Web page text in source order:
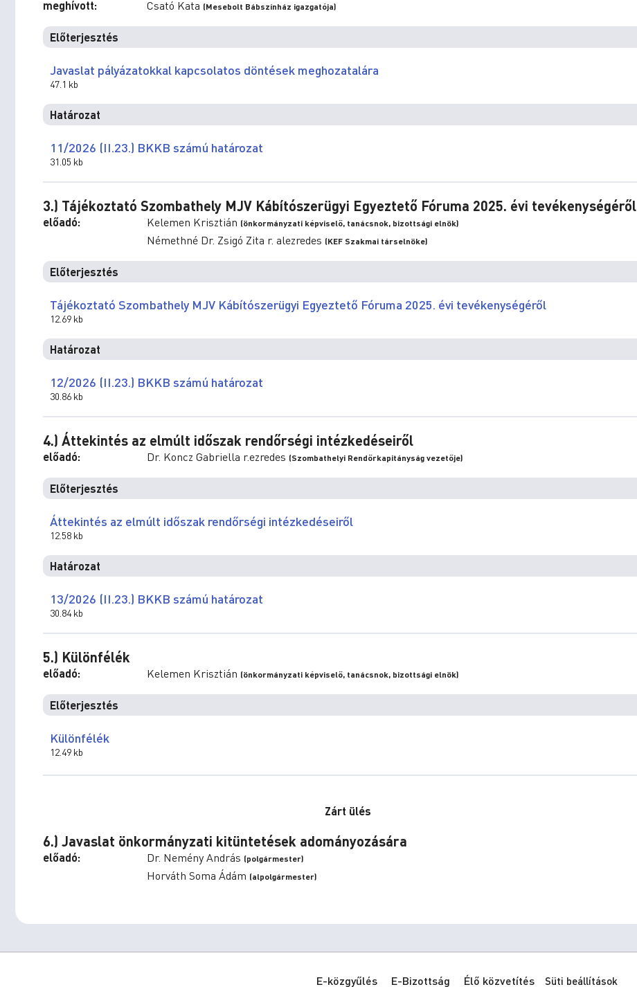
meghívott: Csató Kata (Mesebolt Bábszínház igazgatója)
Előterjesztés
Javaslat pályázatokkal kapcsolatos döntések meghozatalára
47.1 kb
Határozat
11/2026 (II.23.) BKKB számú határozat
31.05 kb
3.) Tájékoztató Szombathely MJV Kábítószerügyi Egyeztető Fóruma 2025. évi tevékenységéről
előadó: Kelemen Krisztián (önkormányzati képviselő, tanácsnok, bizottsági elnök)
Némethné Dr. Zsigó Zita r. alezredes (KEF Szakmai társelnöke)
Előterjesztés
Tájékoztató Szombathely MJV Kábítószerügyi Egyeztető Fóruma 2025. évi tevékenységéről
12.69 kb
Határozat
12/2026 (II.23.) BKKB számú határozat
30.86 kb
4.) Áttekintés az elmúlt időszak rendőrségi intézkedéseiről
előadó: Dr. Koncz Gabriella r.ezredes (Szombathelyi Rendőrkapitányság vezetője)
Előterjesztés
Áttekintés az elmúlt időszak rendőrségi intézkedéseiről
12.58 kb
Határozat
13/2026 (II.23.) BKKB számú határozat
30.84 kb
5.) Különfélék
előadó: Kelemen Krisztián (önkormányzati képviselő, tanácsnok, bizottsági elnök)
Előterjesztés
Különfélék
12.49 kb
Zárt ülés
6.) Javaslat önkormányzati kitüntetések adományozására
előadó: Dr. Nemény András (polgármester)
Horváth Soma Ádám (alpolgármester)
E-közgyűlés E-Bizottság Élő közvetítés Süti beállítások